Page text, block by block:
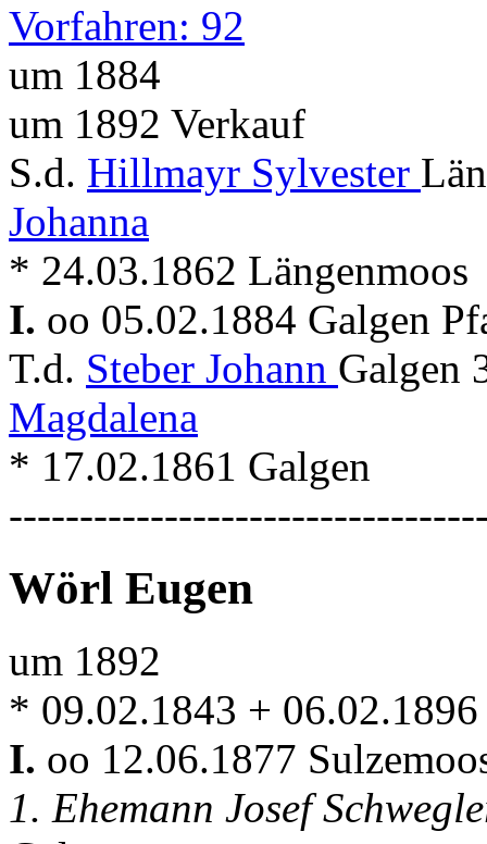
Vorfahren: 92
um 1884
um 1892 Verkauf
S.d. Hillmayr Sylvester
Johanna
* 24.03.1862 Längenmoos
I. oo 05.02.1884 Galgen
T.d. Steber Johann Galgen
Magdalena
* 17.02.1861 Galgen
Wörl Eugen
um 1892
* 09.02.1843 + 06.02.1896
I. oo 12.06.1877
1. Ehemann Josef